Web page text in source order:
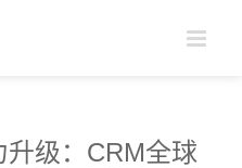
级：CRM全球